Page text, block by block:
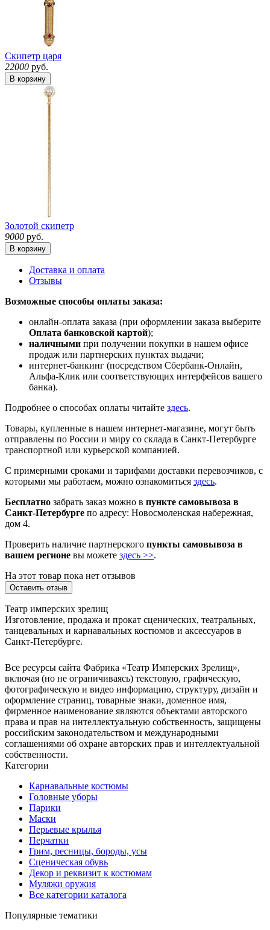
Скипетр царя
22000 руб.
В корзину
Золотой скипетр
9000 руб.
В корзину
Доставка и оплата
Отзывы
Возможные способы оплаты заказа:
онлайн-оплата заказа (при оформлении заказа выберите
Оплата банковской картой);
наличными при получении покупки в нашем офисе
продаж или партнерских пунктах выдачи;
интернет-банкинг (посредством Сбербанк-Онлайн,
Альфа-Клик или соответствующих интерфейсов вашего
банка).
Подробнее о способах оплаты читайте здесь.
Товары, купленные в нашем интернет-магазине, могут быть
отправлены по России и миру со склада в Санкт-Петербурге
транспортной или курьерской компанией.
С примерными сроками и тарифами доставки перевозчиков, с
которыми мы работаем, можно ознакомиться здесь.
Бесплатно забрать заказ можно в пункте самовывоза в
Санкт-Петербурге по адресу: Новосмоленская набережная,
дом 4.
Проверить наличие партнерского пункты самовывоза в
вашем регионе вы можете здесь >>.
На этот товар пока нет отзывов
Оставить отзыв
Театр имперских зрелищ
Изготовление, продажа и прокат сценических, театральных,
танцевальных и карнавальных костюмов и аксессуаров в
Санкт-Петербурге.
Все ресурсы сайта Фабрика «Театр Имперских Зрелищ»,
включая (но не ограничиваясь) текстовую, графическую,
фотографическую и видео информацию, структуру, дизайн и
оформление страниц, товарные знаки, доменное имя,
фирменное наименование являются объектами авторского
права и прав на интеллектуальную собственность, защищены
российским законодательством и международными
соглашениями об охране авторских прав и интеллектуальной
собственности.
Категории
Карнавальные костюмы
Головные уборы
Парики
Маски
Перьевые крылья
Перчатки
Грим, ресницы, бороды, усы
Сценическая обувь
Декор и реквизит к костюмам
Муляжи оружия
Все категории каталога
Популярные тематики